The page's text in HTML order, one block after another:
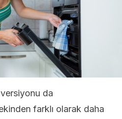
da
farklı olarak daha